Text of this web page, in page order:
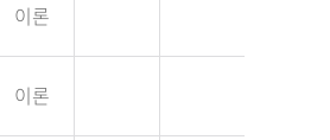
이론
이론